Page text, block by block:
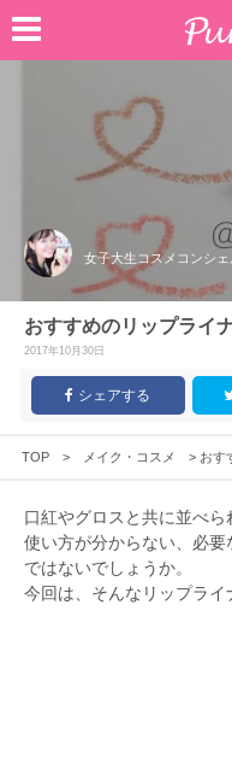
女子大生コスメコンシ
おすすめのリップライ
2017年10月30日
シェアする
TOP > メイク・コスメ > おす
口紅やグロスと共に並べら
使い方が分からない、必
ではないでしょうか。
今回は、そんなリップライ